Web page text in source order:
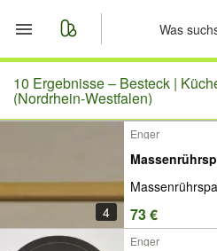
Start
Merkliste
Nachrichten
Anzeige aufgeben
10 Ergebnisse – Besteck |
(Nordrhein-Westfalen)
4
Enger
73 €
Enger